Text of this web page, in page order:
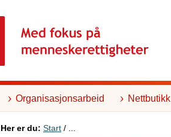
Organisasjonsarbeid Nettbutikk
Her er du: Start / ...